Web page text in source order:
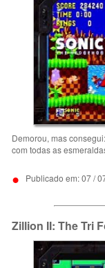
Demorou, mas
com todas as
• Publicado em: 07 /
Zillion II: The Tri